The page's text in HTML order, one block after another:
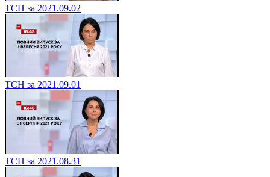
ТСН за 2021.09.02
ТСН за 2021.09.01
ТСН за 2021.08.31